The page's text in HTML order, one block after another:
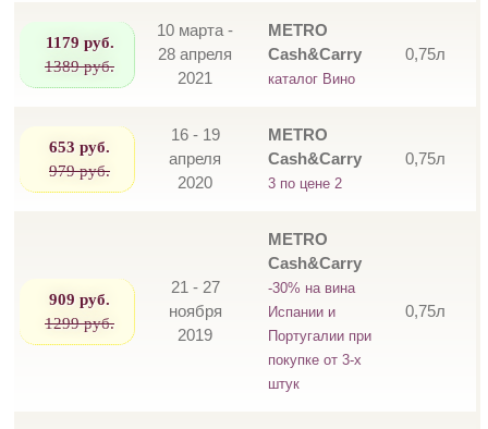
1179 руб.
1389 руб.
10 марта -
28 апреля
2021
METRO
Cash&Carry
каталог Вино
0,75л
653 руб.
979 руб.
16 - 19
апреля
2020
METRO
Cash&Carry
3 по цене 2
0,75л
909 руб.
1299 руб.
21 - 27
ноября
2019
METRO
Cash&Carry
-30% на вина
Испании и
Португалии при
покупке от 3-х
штук
0,75л